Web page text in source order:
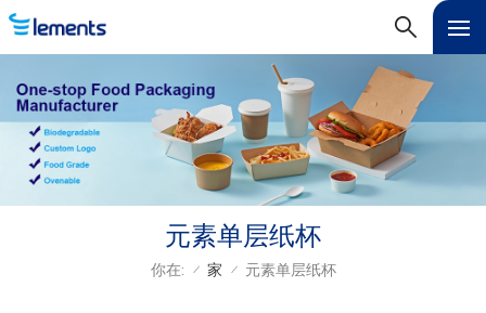
元素单层纸杯
你在: / 家 / 元素单层纸杯